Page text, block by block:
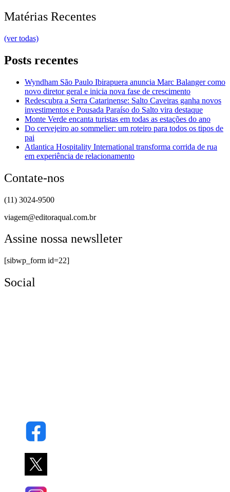
Matérias Recentes
(ver todas)
Posts recentes
Wyndham São Paulo Ibirapuera anuncia Marc Balanger como
novo diretor geral e inicia nova fase de crescimento
Redescubra a Serra Catarinense: Salto Caveiras ganha novos
investimentos e Pousada Paraíso do Salto vira destaque
Monte Verde encanta turistas em todas as estações do ano
Do cervejeiro ao sommelier: um roteiro para todos os tipos de
pai
Atlantica Hospitality International transforma corrida de rua
em experiência de relacionamento
Contate-nos
(11) 3024-9500
viagem@editoraqual.com.br
Assine nossa newslleter
[sibwp_form id=22]
Social